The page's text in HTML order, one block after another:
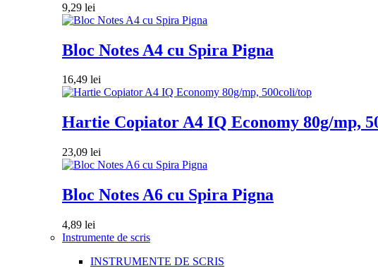
9,29 lei
Bloc Notes A4 cu Spira Pigna
16,49 lei
Hartie Copiator A4 IQ Economy 80g/mp,
23,09 lei
Bloc Notes A6 cu Spira Pigna
4,89 lei
Instrumente de scris
INSTRUMENTE DE SCRIS